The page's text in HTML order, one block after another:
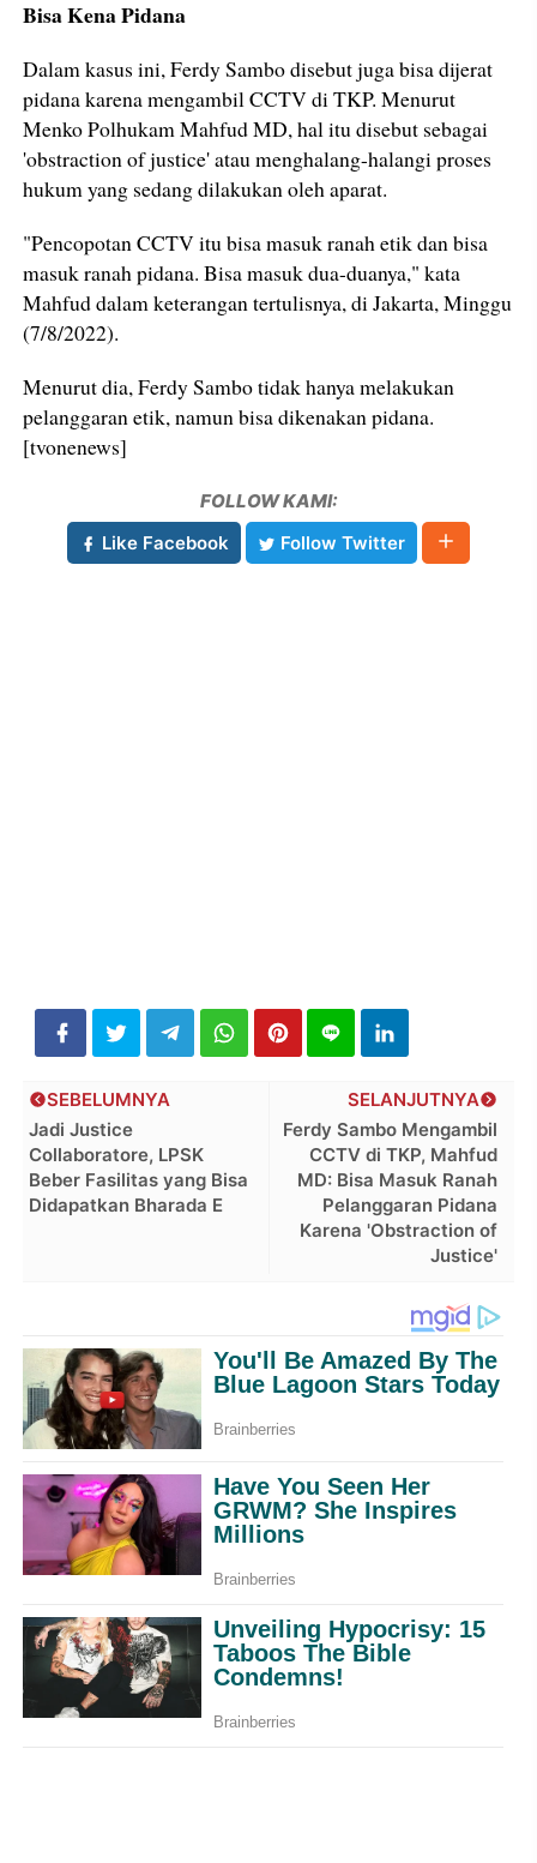
Bisa Kena Pidana
Dalam kasus ini, Ferdy Sambo disebut juga bisa dijerat
pidana karena mengambil CCTV di TKP. Menurut
Menko Polhukam Mahfud MD, hal itu disebut sebagai
'obstraction of justice' atau menghalang-halangi proses
hukum yang sedang dilakukan oleh aparat.
"Pencopotan CCTV itu bisa masuk ranah etik dan bisa
masuk ranah pidana. Bisa masuk dua-duanya," kata
Mahfud dalam keterangan tertulisnya, di Jakarta, Minggu
(7/8/2022).
Menurut dia, Ferdy Sambo tidak hanya melakukan
pelanggaran etik, namun bisa dikenakan pidana.
[tvonenews]
FOLLOW KAMI:
Like Facebook
Follow Twitter
SELANJUTNYA
Ferdy Sambo Mengambil
CCTV di TKP, Mahfud
MD: Bisa Masuk Ranah
Pelanggaran Pidana
Karena 'Obstraction of
Justice'
SEBELUMNYA
Jadi Justice
Collaboratore, LPSK
Beber Fasilitas yang Bisa
Didapatkan Bharada E